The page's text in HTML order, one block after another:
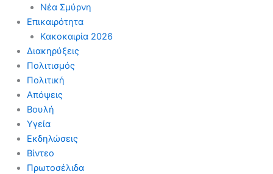
Νέα Σμύρνη
Επικαιρότητα
Κακοκαιρία 2026
Διακηρύξεις
Πολιτισμός
Πολιτική
Απόψεις
Βουλή
Υγεία
Εκδηλώσεις
Βίντεο
Πρωτοσέλιδα